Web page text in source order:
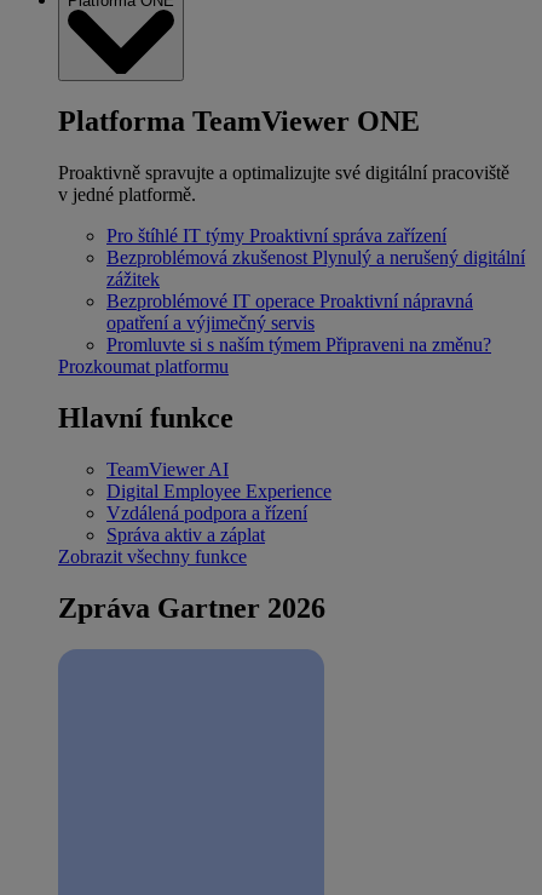
Platforma TeamViewer ONE
Proaktivně spravujte a optimalizujte své digitální pracoviště
v jedné platformě.
Pro štíhlé IT týmy Proaktivní správa zařízení
Bezproblémová zkušenost Plynulý a nerušený digitální
zážitek
Bezproblémové IT operace Proaktivní nápravná
opatření a výjimečný servis
Promluvte si s naším týmem Připraveni na změnu?
Prozkoumat platformu
Hlavní funkce
TeamViewer AI
Digital Employee Experience
Vzdálená podpora a řízení
Správa aktiv a záplat
Zobrazit všechny funkce
Zpráva Gartner 2026